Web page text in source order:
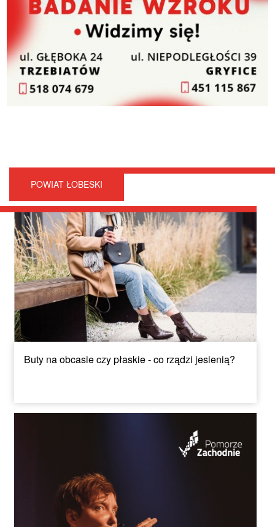
POWIAT ŁOBESKI
Buty na obcasie czy płaskie - co rządzi jesienią?